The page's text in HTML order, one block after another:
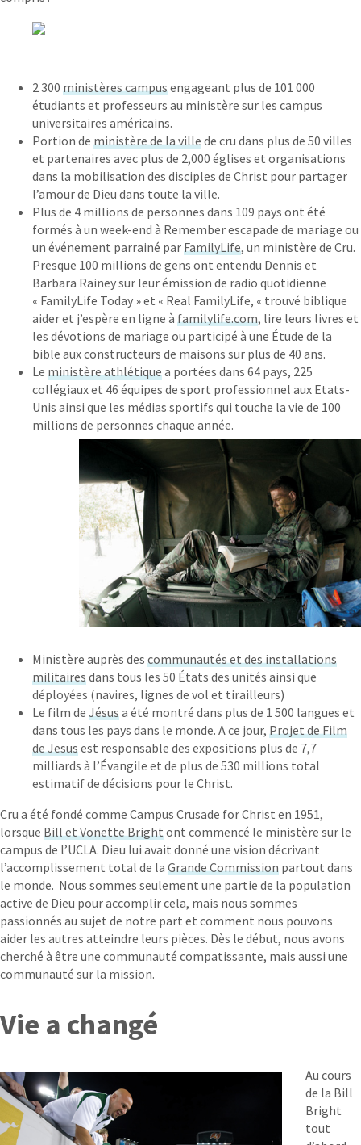
2 300 ministères campusengageant plus de 101 000
étudiants et professeurs au ministère sur les campus
universitaires américains.
Portion de ministère de la villede cru dans plus de 50 villes
et partenaires avec plus de 2,000 églises et organisations
dans la mobilisation des disciples de Christ pour partager
l’amour de Dieu dans toute la ville.
Plus de 4 millions de personnes dans 109 pays ont été
formés à un week-end à Remember escapade de mariage ou
un événement parrainé parFamilyLife, un ministère de Cru.
Presque 100 millions de gens ont entendu Dennis et
Barbara Rainey sur leur émission de radio quotidienne
« FamilyLife Today » et « Real FamilyLife, « trouvé biblique
aider et j’espère en ligne à familylife.com, lire leurs livres et
les dévotions de mariage ou participé à une Étude de la
bible aux constructeurs de maisons sur plus de 40 ans.
Le ministère athlétiquea portées dans 64 pays, 225
collégiaux et 46 équipes de sport professionnel aux Etats-
Unis ainsi que les médias sportifs qui touche la vie de 100
millions de personnes chaque année.
Ministère auprès des communautés et des installations
militairesdans tous les 50 États des unités ainsi que
déployées (navires, lignes de vol et tirailleurs)
Le film de Jésusa été montré dans plus de 1 500 langues et
dans tous les pays dans le monde. A ce jour, Projet de Film
de Jesusest responsable des expositions plus de 7,7
milliards à l’Évangile et de plus de 530 millions total
estimatif de décisions pour le Christ.
Cru a été fondé comme Campus Crusade for Christ en 1951,
lorsque Bill et Vonette Brightont commencé le ministère sur le
campus de l’UCLA. Dieu lui avait donné une vision décrivant
l’accomplissement total de la Grande Commission partout dans
le monde. Nous sommes seulement une partie de la population
active de Dieu pour accomplir cela, mais nous sommes
passionnés au sujet de notre part et comment nous pouvons
aider les autres atteindre leurs pièces. Dès le début, nous avons
cherché à être une communauté compatissante, mais aussi une
communauté sur la mission.
Vie a changé
Au cours
de la Bill
Bright
tout